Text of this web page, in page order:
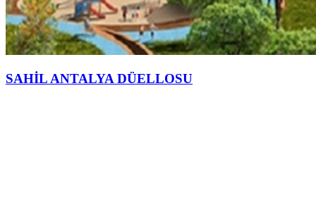
SAHİL ANTALYA DÜELLOSU